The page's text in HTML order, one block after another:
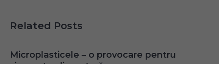
Related Posts
Microplasticele – o provocare pentru